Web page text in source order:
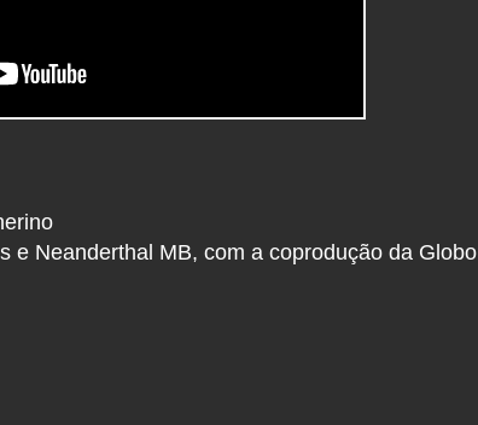
e Neanderthal MB, com a coprodução da Globo